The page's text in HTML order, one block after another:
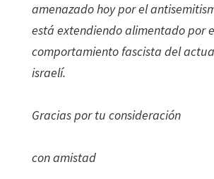
amenazado hoy por el
está extendiendo alimentado por
comportamiento fascista del
israelí.
Gracias por tu consideración
con amistad